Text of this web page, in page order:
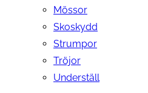
Mössor
Skoskydd
Strumpor
Tröjor
Underställ